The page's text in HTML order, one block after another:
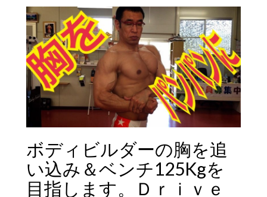
ボディビルダーの胸を追
い込み＆ベンチ125Kgを
目指します。Ｄｒｉｖｅ